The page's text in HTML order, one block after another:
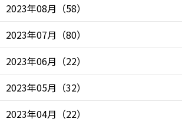
2023年08月 （58）
2023年07月 （80）
2023年06月 （22）
2023年05月 （32）
2023年04月 （22）